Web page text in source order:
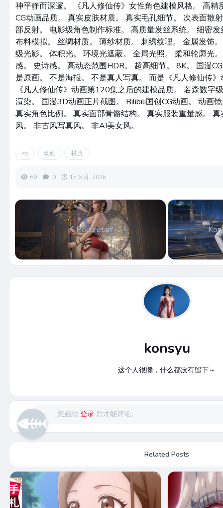
神平静而深邃。 《凡人修仙传》女性角色建模风格。 高精
CG动画品质。 真实皮肤材质。 真实毛孔细节。 次表面散
部反射。 电影级角色制作标准。 高质量发丝系统。 细密
布料模拟。 丝绸材质。 薄纱材质。 刺绣纹理。 金属发饰
级光影。 体积光。 环境光遮蔽。 全局光照。 柔和轮廓光
感。 史诗感。 高动态范围HDR。 超高细节。 8K。 国漫
是原画。 不是海报。 不是真人写真。 而是《凡人修仙传
《凡人修仙传》动画第120集之后的建模品质。 若森数字
渲染。 国漫3D动画正片截图。 Bilibili国创CG动画。 动画
真实角色比例。 真实面部骨骼结构。 真实服装重量感。
风。 非古风写真风。 非AI美女风。
cg 动画 材质
69 0 15 6 月, 2026
Poriuretan
konsyu
这个人很懒，什么都没有留下～
您必须登录 后才能评论。
Related Posts